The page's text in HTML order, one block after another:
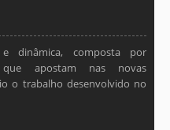
dinâmica, composta por
que apostam nas novas
o trabalho desenvolvido no